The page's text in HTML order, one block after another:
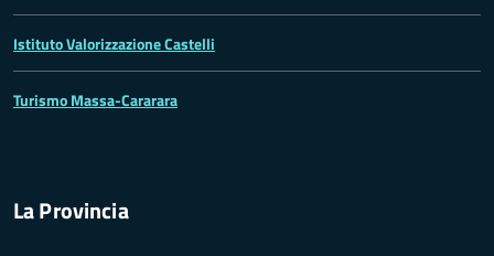
Istituto Valorizzazione Castelli
Turismo Massa-Cararara
La Provincia